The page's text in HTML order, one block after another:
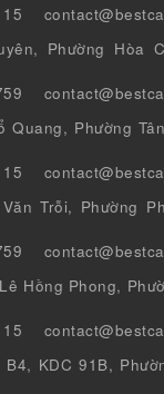
Phường Hòa
Quang, Phường
Trỗi, Phường
Hồng Phong,
KDC 91B,